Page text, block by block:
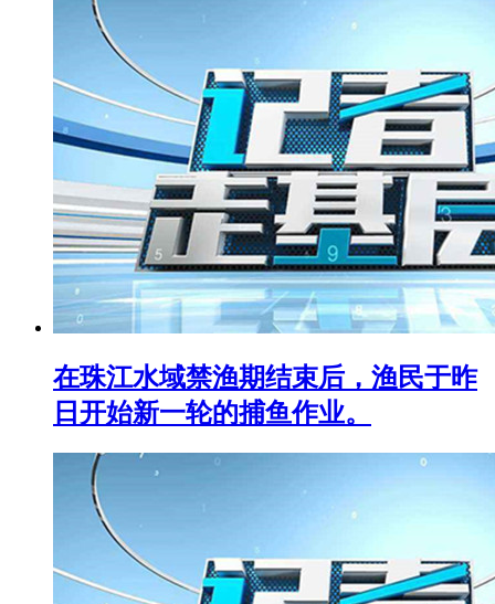
在珠江水域禁渔期结束后，渔民于昨
日开始新一轮的捕鱼作业。